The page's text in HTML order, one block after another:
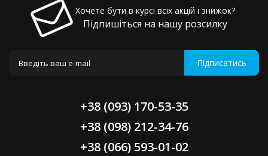
Хочете бути в курсі всіх акцій і знижок?
Підпишіться на нашу розсилку
Підписатись
+38 (093) 170-53-35
+38 (098) 212-34-76
+38 (066) 593-01-02